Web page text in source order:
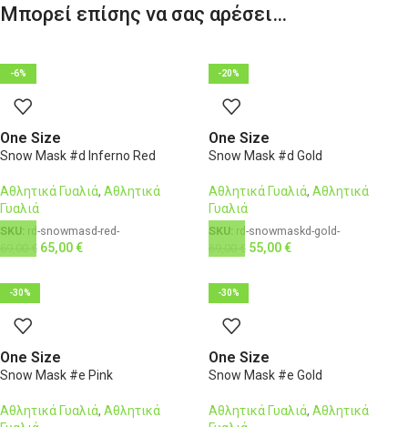
Μπορεί επίσης να σας αρέσει…
-6%
One Size
Snow Mask #d Inferno Red
Αθλητικά Γυαλιά, Αθλητικά
Γυαλιά
SKU: rd-snowmasd-red-
€ 65,00€
-20%
One Size
Snow Mask #d Gold
Αθλητικά Γυαλιά, Αθλητικά
Γυαλιά
SKU: rd-snowmaskd-gold-
€ 55,00€
-30%
One Size
Snow Mask #e Pink
Αθλητικά Γυαλιά, Αθλητικά
-30%
One Size
Snow Mask #e Gold
Αθλητικά Γυαλιά, Αθλητικά